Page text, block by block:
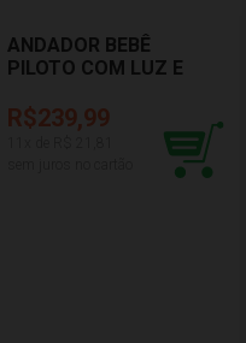
ANDADOR BEBÊ
PILOTO COM LUZ E
TATETI 0889
R$239,99